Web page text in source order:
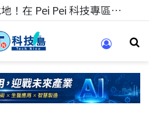
TECH+ 科技專區!